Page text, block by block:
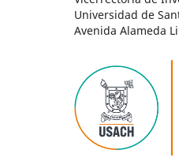
Universidad de
Avenida Alameda